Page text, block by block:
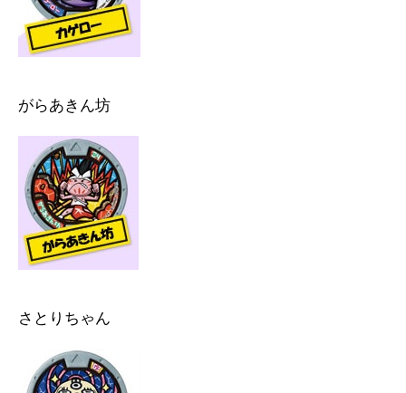
がらあきん坊
さとりちゃん